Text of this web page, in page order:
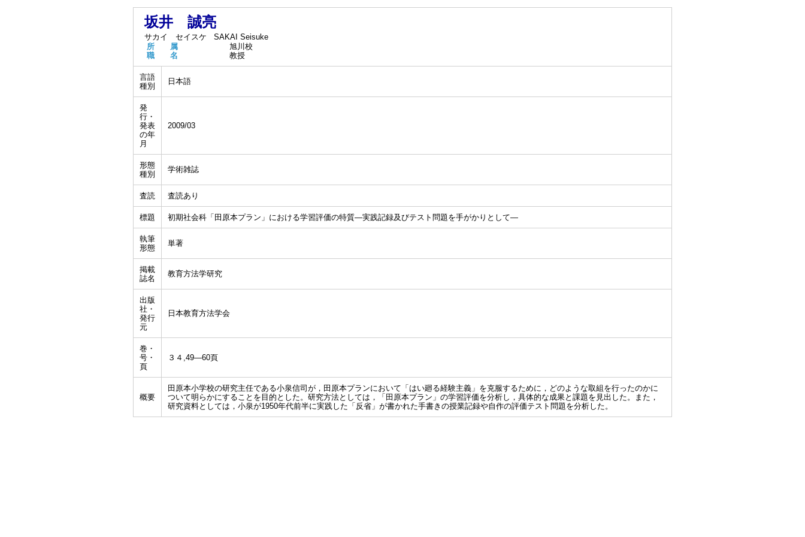
坂井 誠亮
サカイ セイスケ
SAKAI Seisuke
所 属
旭川校
職 名
教授
言語
種別
日本語
発
行・
発表
の年
月
2009/03
形態
種別
学術雑誌
査読 査読あり
標題 初期社会科「田原本プラン」における学習評価の特質―実践記録及びテスト問題を手がかりとして―
執筆
形態
単著
掲載
誌名
教育方法学研究
出版
社・
発行
元
日本教育方法学会
巻・
号・
頁
３４,49―60頁
概要
田原本小学校の研究主任である小泉信司が，田原本プランにおいて「はい廻る経験主義」を克服するために，どのような取組を行ったのかに
ついて明らかにすることを目的とした。研究方法としては，「田原本プラン」の学習評価を分析し，具体的な成果と課題を見出した。また，
研究資料としては，小泉が1950年代前半に実践した「反省」が書かれた手書きの授業記録や自作の評価テスト問題を分析した。